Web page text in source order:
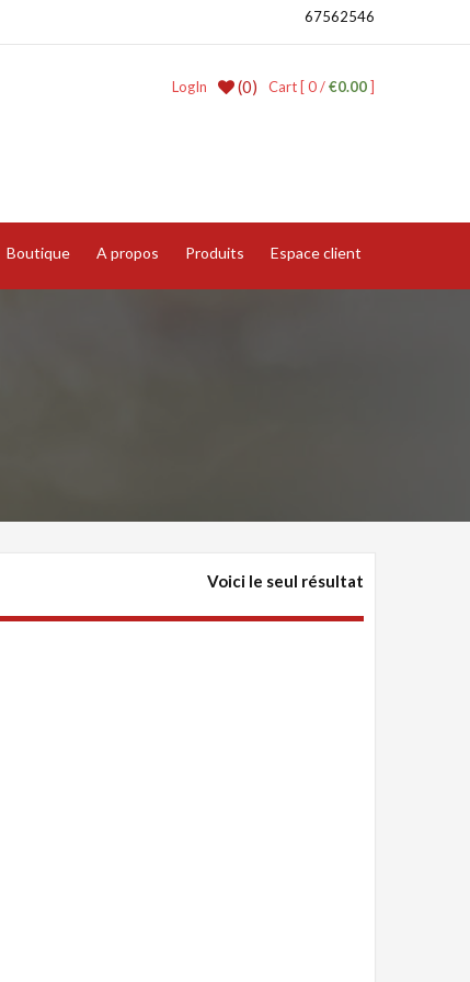
67562546
Cart [ 0 /€0.00]
(0)
LogIn
Boutique A propos Produits Espace client
Voici le seul résultat